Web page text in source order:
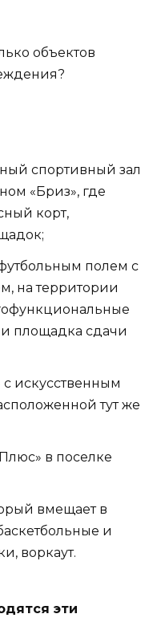
объектов
спортивный зал
«Бриз», где
корт,
полем с
на территории
площадка сдачи
искусственным
тут же
в поселке
вмещает в
и
воркаут.
эти